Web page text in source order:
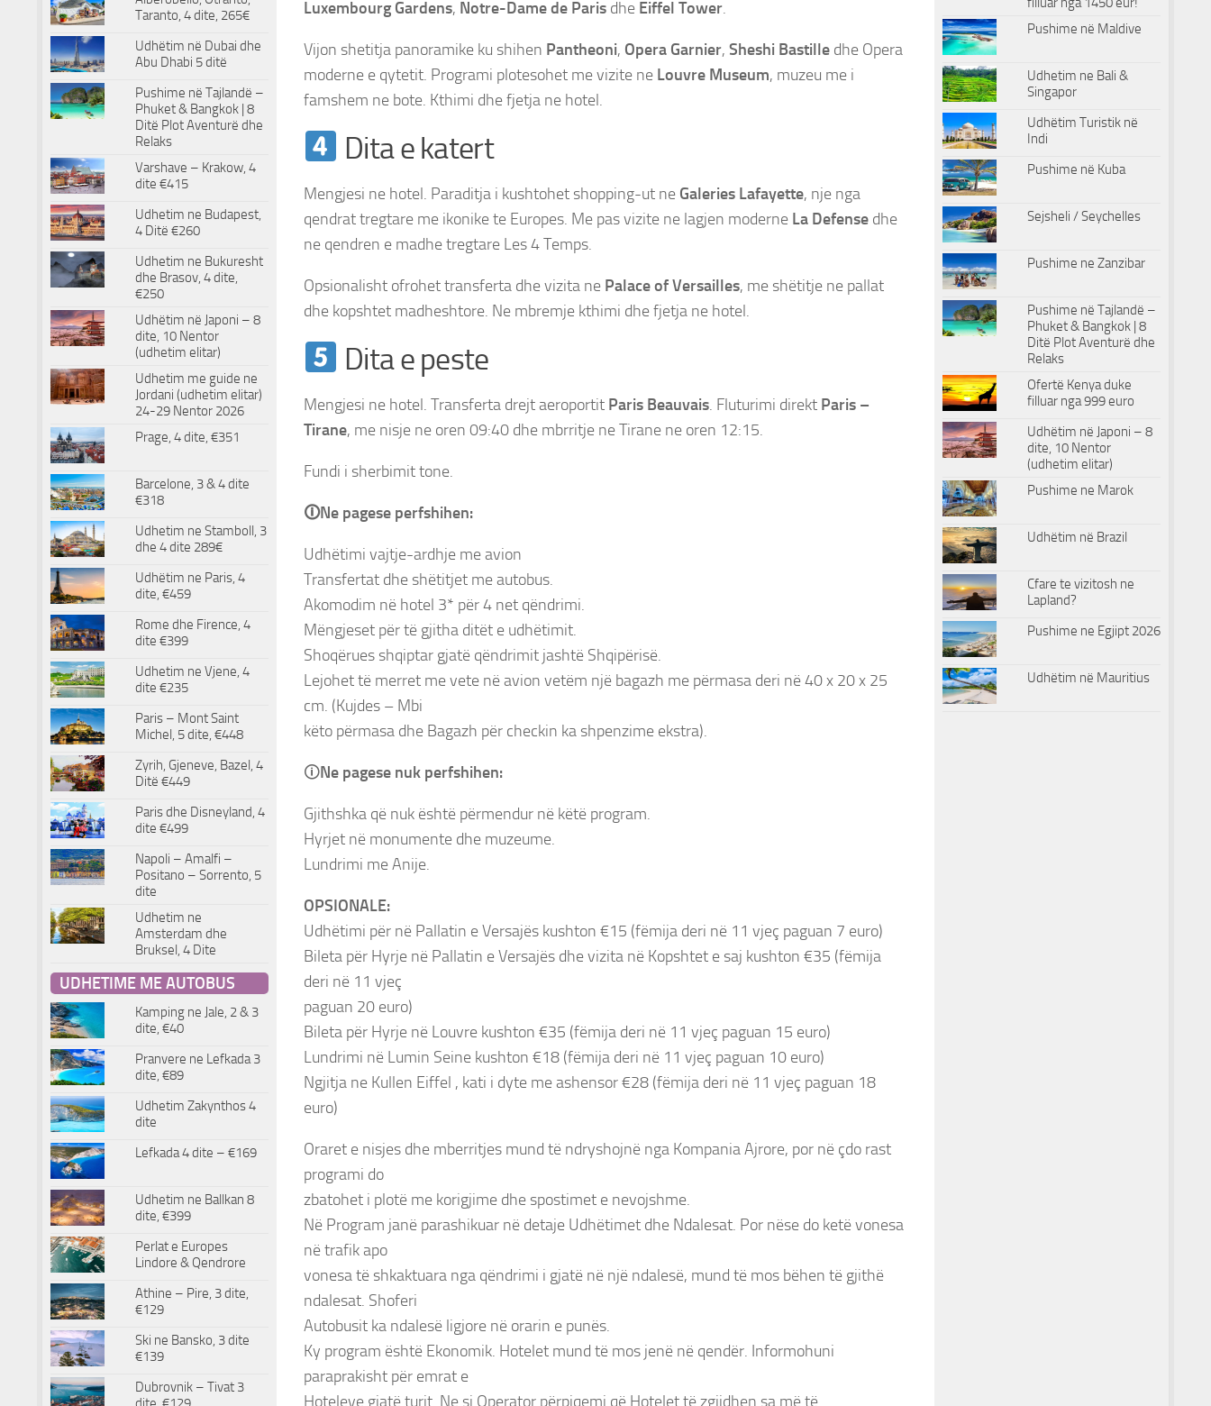
Luxembourg Gardens, Notre-Dame de Paris dhe Eiffel Tower.
Vijon shetitja panoramike ku shihen Pantheoni, Opera Garnier, Sheshi Bastille dhe Opera
moderne e qytetit. Programi plotesohet me vizite ne Louvre Museum, muzeu me i
famshem ne bote. Kthimi dhe fjetja ne hotel.
Dita e katert
Mengjesi ne hotel. Paraditja i kushtohet shopping-ut ne Galeries Lafayette, nje nga
qendrat tregtare me ikonike te Europes. Me pas vizite ne lagjen moderne La Defense dhe
ne qendren e madhe tregtare Les 4 Temps.
Opsionalisht ofrohet transferta dhe vizita ne Palace of Versailles, me shëtitje ne pallat
dhe kopshtet madheshtore. Ne mbremje kthimi dhe fjetja ne hotel.
Dita e peste
Mengjesi ne hotel. Transferta drejt aeroportit Paris Beauvais. Fluturimi direkt Paris –
Tirane, me nisje ne oren 09:40 dhe mbrritje ne Tirane ne oren 12:15.
Fundi i sherbimit tone.
🛈Ne pagese perfshihen:
Udhëtimi vajtje-ardhje me avion
Transfertat dhe shëtitjet me autobus.
Akomodim në hotel 3* për 4 net qëndrimi.
Mëngjeset për të gjitha ditët e udhëtimit.
Shoqërues shqiptar gjatë qëndrimit jashtë Shqipërisë.
Lejohet të merret me vete në avion vetëm një bagazh me përmasa deri në 40 x 20 x 25
cm. (Kujdes – Mbi
këto përmasa dhe Bagazh për checkin ka shpenzime ekstra).
🛈Ne pagese nuk perfshihen:
Gjithshka që nuk është përmendur në këtë program.
Hyrjet në monumente dhe muzeume.
Lundrimi me Anije.
OPSIONALE:
Udhëtimi për në Pallatin e Versajës kushton €15 (fëmija deri në 11 vjeç paguan 7 euro)
Bileta për Hyrje në Pallatin e Versajës dhe vizita në Kopshtet e saj kushton €35 (fëmija
deri në 11 vjeç
paguan 20 euro)
Bileta për Hyrje në Louvre kushton €35 (fëmija deri në 11 vjeç paguan 15 euro)
Lundrimi në Lumin Seine kushton €18 (fëmija deri në 11 vjeç paguan 10 euro)
Ngjitja ne Kullen Eiffel , kati i dyte me ashensor €28 (fëmija deri në 11 vjeç paguan 18
euro)
Oraret e nisjes dhe mberritjes mund të ndryshojnë nga Kompania Ajrore, por në çdo rast
programi do
zbatohet i plotë me korigjime dhe spostimet e nevojshme.
Në Program janë parashikuar në detaje Udhëtimet dhe Ndalesat. Por nëse do ketë vonesa
në trafik apo
vonesa të shkaktuara nga qëndrimi i gjatë në një ndalesë, mund të mos bëhen të gjithë
ndalesat. Shoferi
Autobusit ka ndalesë ligjore në orarin e punës.
Ky program është Ekonomik. Hotelet mund të mos jenë në qendër. Informohuni
paraprakisht për emrat e
Hoteleve gjatë turit. Ne si Operator përpiqemi që Hotelet të zgjidhen sa më të
Taranto, 4 dite, 265€
Udhëtim në Dubai dhe
Abu Dhabi 5 ditë
Pushime në Tajlandë –
Phuket & Bangkok | 8
Ditë Plot Aventurë dhe
Relaks
Varshave – Krakow, 4
dite €415
Udhetim ne Budapest,
4 Ditë €260
Udhetim ne Bukuresht
dhe Brasov, 4 dite,
€250
Udhëtim në Japoni – 8
dite, 10 Nentor
(udhetim elitar)
Udhetim me guide ne
Jordani (udhetim elitar)
24-29 Nentor 2026
Prage, 4 dite, €351
Barcelone, 3 & 4 dite
€318
Udhetim ne Stamboll, 3
dhe 4 dite 289€
Udhëtim ne Paris, 4
dite, €459
Rome dhe Firence, 4
dite €399
Udhetim ne Vjene, 4
dite €235
Paris – Mont Saint
Michel, 5 dite, €448
Zyrih, Gjeneve, Bazel, 4
Ditë €449
Paris dhe Disneyland, 4
dite €499
Napoli – Amalfi –
Positano – Sorrento, 5
dite
Udhetim ne
Amsterdam dhe
Bruksel, 4 Dite
UDHETIME ME AUTOBUS
Kamping ne Jale, 2 & 3
dite, €40
Pranvere ne Lefkada 3
dite, €89
Udhetim Zakynthos 4
dite
Lefkada 4 dite – €169
Udhetim ne Ballkan 8
dite, €399
Perlat e Europes
Lindore & Qendrore
Athine – Pire, 3 dite,
€129
Ski ne Bansko, 3 dite
€139
Dubrovnik – Tivat 3
Pushime në Maldive
Udhetim ne Bali &
Singapor
Udhëtim Turistik në
Indi
Pushime në Kuba
Sejsheli / Seychelles
Pushime ne Zanzibar
Pushime në Tajlandë –
Phuket & Bangkok | 8
Ditë Plot Aventurë dhe
Relaks
Ofertë Kenya duke
filluar nga 999 euro
Udhëtim në Japoni – 8
dite, 10 Nentor
(udhetim elitar)
Pushime ne Marok
Udhëtim në Brazil
Cfare te vizitosh ne
Lapland?
Pushime ne Egjipt 2026
Udhëtim në Mauritius